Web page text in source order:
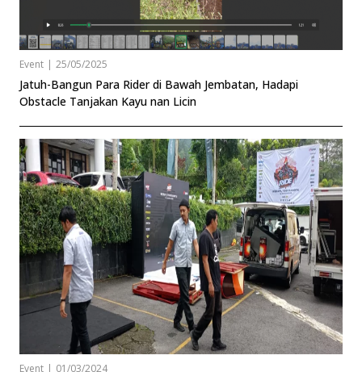
Event | 25/05/2025
Jatuh-Bangun Para Rider di Bawah Jembatan, Hadapi
Obstacle Tanjakan Kayu nan Licin
Event | 01/03/2024